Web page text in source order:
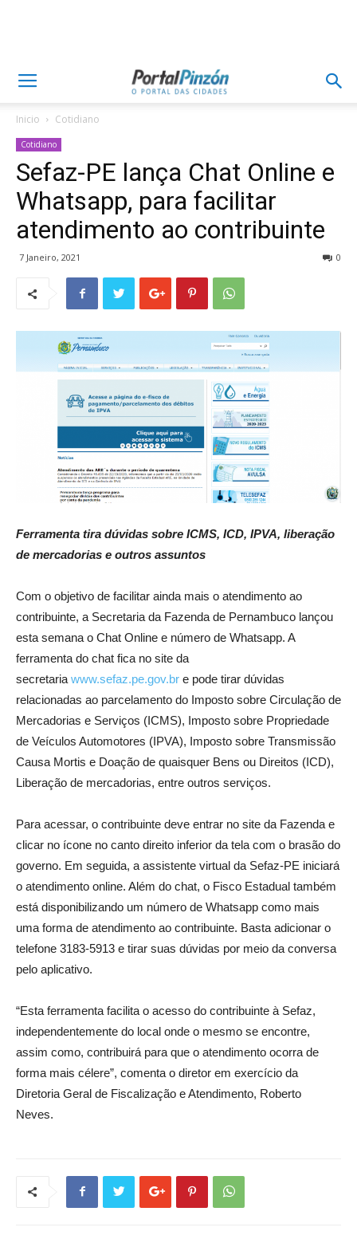
Inicio Cotidiano
Cotidiano
Sefaz-PE lança Chat Online e
Whatsapp, para facilitar
atendimento ao contribuinte
7 Janeiro, 2021 0
Ferramenta tira dúvidas sobre ICMS, ICD, IPVA, liberação
de mercadorias e outros assuntos
Com o objetivo de facilitar ainda mais o atendimento ao
contribuinte, a Secretaria da Fazenda de Pernambuco lançou
esta semana o Chat Online e número de Whatsapp. A
ferramenta do chat fica no site da
secretaria www.sefaz.pe.gov.br e pode tirar dúvidas
relacionadas ao parcelamento do Imposto sobre Circulação de
Mercadorias e Serviços (ICMS), Imposto sobre Propriedade
de Veículos Automotores (IPVA), Imposto sobre Transmissão
Causa Mortis e Doação de quaisquer Bens ou Direitos (ICD),
Liberação de mercadorias, entre outros serviços.
Para acessar, o contribuinte deve entrar no site da Fazenda e
clicar no ícone no canto direito inferior da tela com o brasão do
governo. Em seguida, a assistente virtual da Sefaz-PE iniciará
o atendimento online. Além do chat, o Fisco Estadual também
está disponibilizando um número de Whatsapp como mais
uma forma de atendimento ao contribuinte. Basta adicionar o
telefone 3183-5913 e tirar suas dúvidas por meio da conversa
pelo aplicativo.
“Esta ferramenta facilita o acesso do contribuinte à Sefaz,
independentemente do local onde o mesmo se encontre,
assim como, contribuirá para que o atendimento ocorra de
forma mais célere”, comenta o diretor em exercício da
Diretoria Geral de Fiscalização e Atendimento, Roberto
Neves.